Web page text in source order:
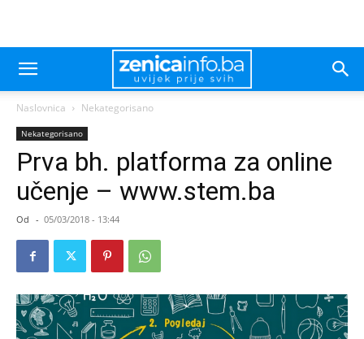
Naslovnica Nekategorisano
Nekategorisano
Prva bh. platforma za online
učenje – www.stem.ba
Od - 05/03/2018 - 13:44